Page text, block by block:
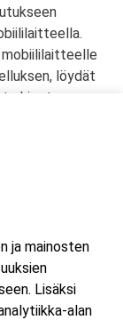
löydät
ohjeet
ja mainosten
Lisäksi
alan